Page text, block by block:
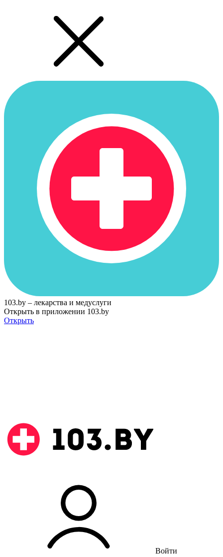
103.by – лекарства и медуслуги
Открыть в приложении 103.by
Открыть
Войти